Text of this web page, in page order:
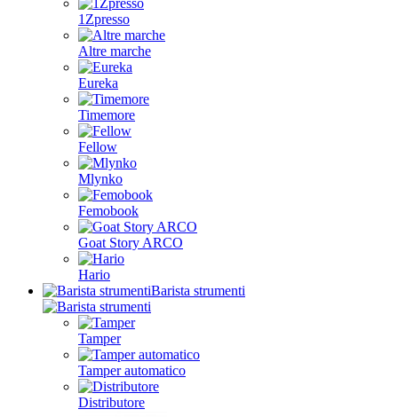
1Zpresso
Altre marche
Eureka
Timemore
Fellow
Mlynko
Femobook
Goat Story ARCO
Hario
Barista strumenti
Tamper
Tamper automatico
Distributore